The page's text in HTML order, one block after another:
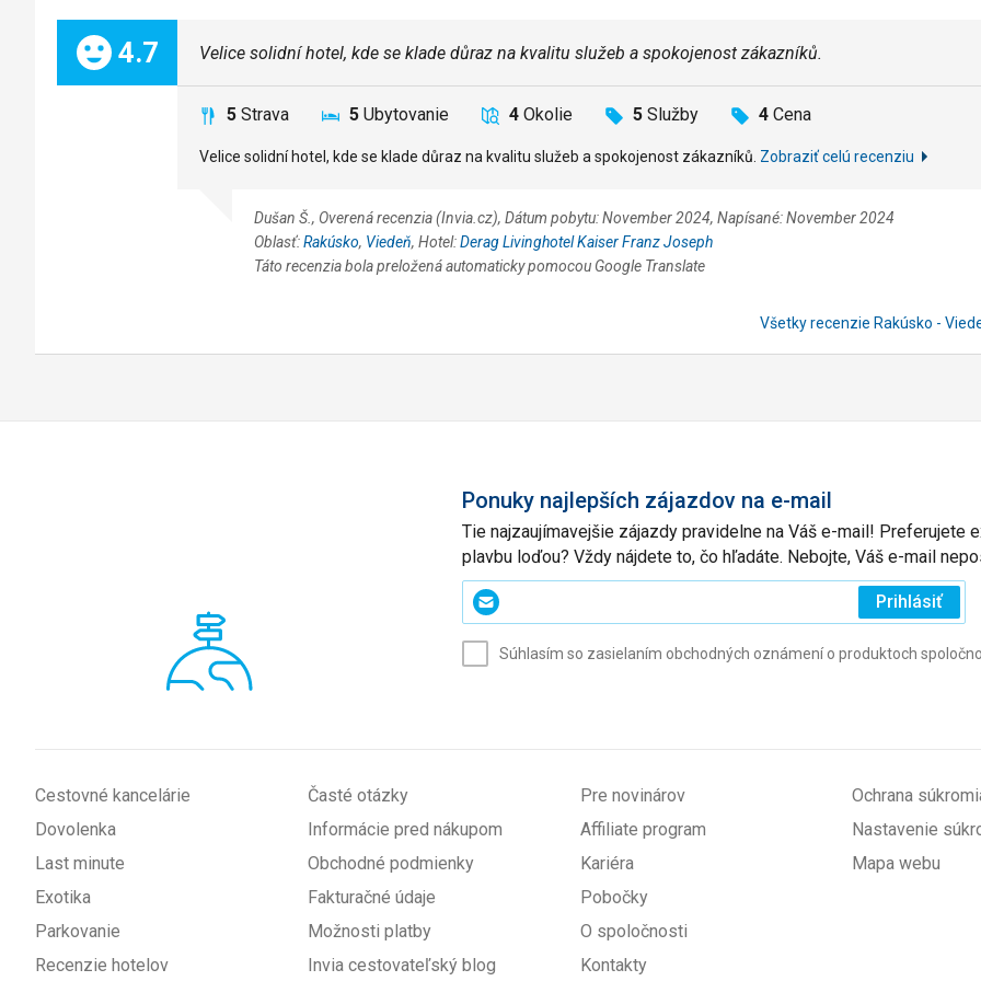
Celkom:
4.7 Velice solidní hotel, kde se klade důraz na kvalitu služeb a spokojenost zákazníků.
5 Strava 5 Ubytovanie 4 Okolie 5 Služby 4 Cena
Velice solidní hotel, kde se klade důraz na kvalitu služeb a spokojenost zákazníků. Zobraziť celú recenziu
Dušan Š., Overená recenzia (Invia.cz), Dátum pobytu: November 2024, Napísané: November 2024
Oblasť:Rakúsko, Viedeň, Hotel:Derag Livinghotel Kaiser Franz Joseph
Táto recenzia bola preložená automaticky pomocou Google Translate
Všetky recenzie Rakúsko -
Ponuky najlepších zájazdov na e-mail
Tie najzaujímavejšie zájazdy pravidelne na Váš e-mail! Preferujete
plavbu loďou? Vždy nájdete to, čo hľadáte. Nebojte, Váš e-mail
Zadajte
svoj
Prihlásiť
Súhlasím so zasielaním obchodných oznámení o produktoch
Cestovné kancelárie
Dovolenka
Last minute
Exotika
Parkovanie
Recenzie hotelov
Časté otázky
Informácie pred nákupom
Obchodné podmienky
Fakturačné údaje
Možnosti platby
Invia cestovateľský blog
Pre novinárov
Affiliate program
Kariéra
Pobočky
O spoločnosti
Kontakty
Ochrana
Nastavenie
Mapa webu